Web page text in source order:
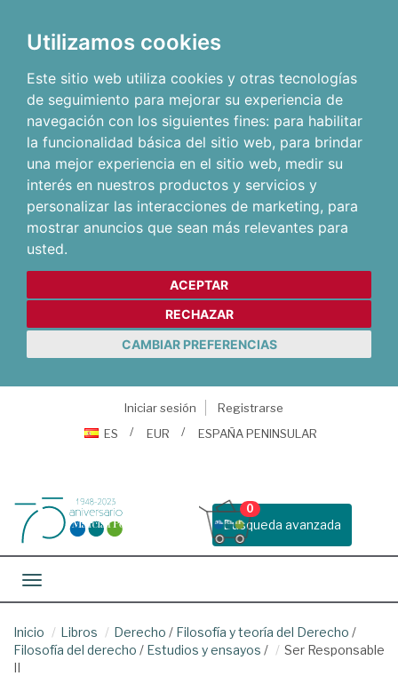
Utilizamos cookies
Este sitio web utiliza cookies y otras tecnologías
de seguimiento para mejorar su experiencia de
navegación con los siguientes fines: para habilitar
la funcionalidad básica del sitio web, para brindar
una mejor experiencia en el sitio web, medir su
interés en nuestros productos y servicios y
personalizar las interacciones de marketing, para
mostrar anuncios que sean más relevantes para
usted.
ACEPTAR
RECHAZAR
CAMBIAR PREFERENCIAS
Iniciar sesión
Registrarse
ES
EUR ESPAÑA PENINSULAR
Busqueda avanzada
0
Toggle navigation
Inicio Libros Derecho / Filosofía y teoría del Derecho /
Filosofía del derecho / Estudios y ensayos /
Ser Responsable
II